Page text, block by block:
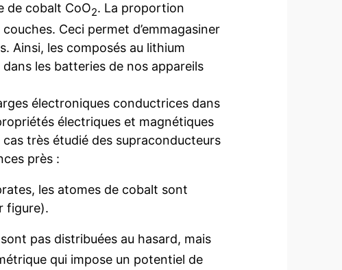
de cobalt CoO2. La proportion
Ceci permet d’emmagasiner
Ainsi, les composés au lithium
les batteries de nos appareils
électroniques conductrices dans
électriques et magnétiques
très étudié des supraconducteurs
près :
les atomes de cobalt sont
figure).
pas distribuées au hasard, mais
qui impose un potentiel de